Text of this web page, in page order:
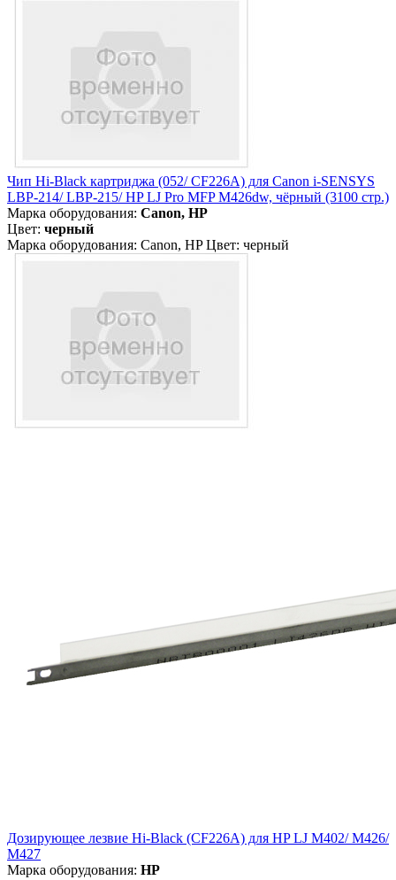
Чип Hi-Black картриджа (052/ CF226A) для Canon i-SENSYS
LBP-214/ LBP-215/ HP LJ Pro MFP M426dw, чёрный (3100 стр.)
Марка оборудования: Canon, HP
Цвет: черный
Марка оборудования: Canon, HP Цвет: черный
Дозирующее лезвие Hi-Black (CF226A) для HP LJ M402/ M426/
M427
Марка оборудования: HP